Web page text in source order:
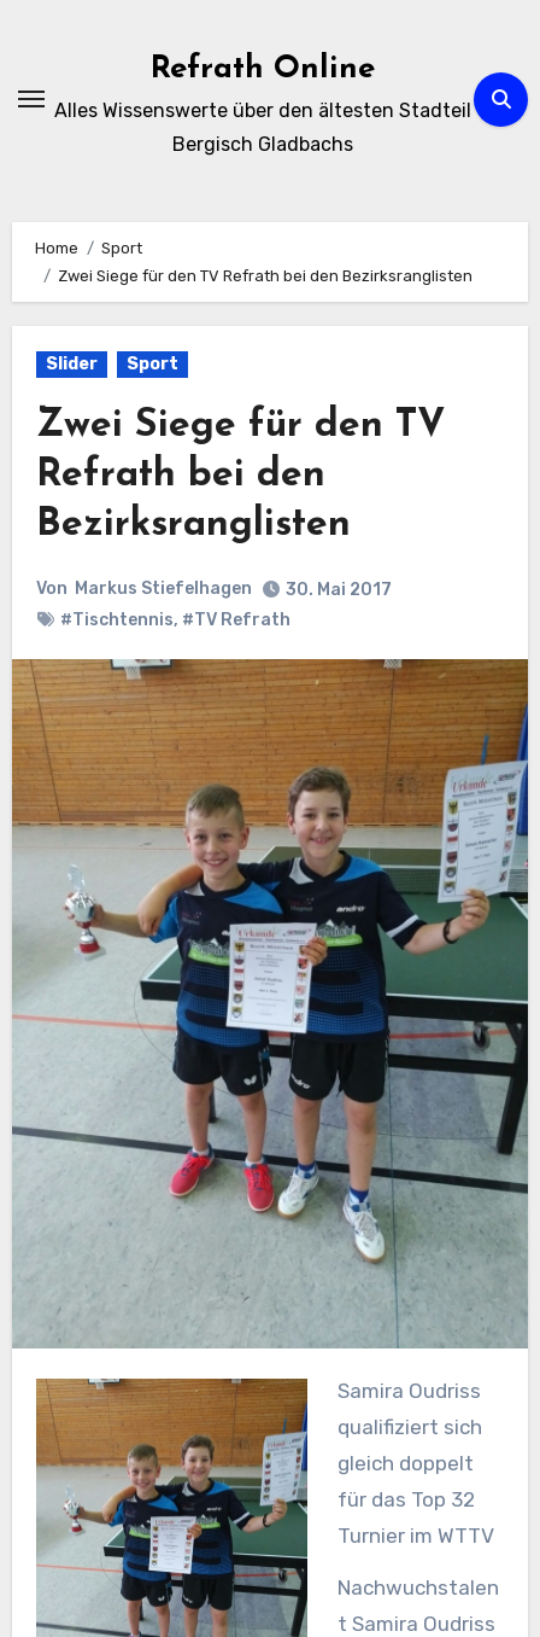
Refrath Online
Alles Wissenswerte über den ältesten Stadteil
Bergisch Gladbachs
Home
Sport
Zwei Siege für den TV Refrath bei den Bezirksranglisten
Slider Sport
Zwei Siege für den TV
Refrath bei den
Bezirksranglisten
Von Markus Stiefelhagen
30. Mai 2017
#Tischtennis, #TV Refrath
Samira Oudriss
qualifiziert sich
gleich doppelt
für das Top 32
Turnier im WTTV
Nachwuchstalen
t Samira Oudriss